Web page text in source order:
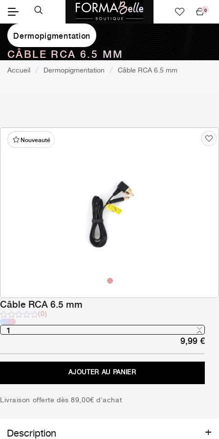
panier
0
Dermopigmentation
CÂBLE RCA 6.5 MM
Accueil Dermopigmentation Câble RCA 6.5 mm
Nouveauté
Câble RCA 6.5 mm
Note
sur
(0)
9,99€
AJOUTER AU PANIER
Livraison offerte dès 89,00€ d'achat
Description